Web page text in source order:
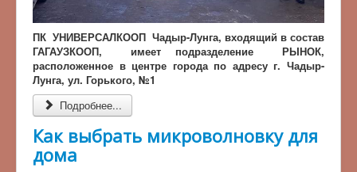
ПК УНИВЕРСАЛКООП Чадыр-Лунга, входящий в состав
ГАГАУЗКООП, имеет подразделение РЫНОК,
расположенное в центре города по адресу г. Чадыр-
Лунга, ул. Горького, №1
Подробнее...
Как выбрать микроволновку для
дома